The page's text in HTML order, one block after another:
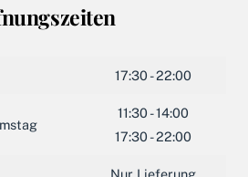
17:30 - 22:00
11:30 - 14:00
17:30 - 22:00
Nur Lieferung